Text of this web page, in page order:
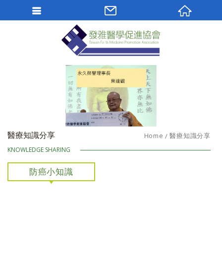
KNOWLEDGE SHARING
醫療知識分享 Home 醫療知識分享
防癌小知識